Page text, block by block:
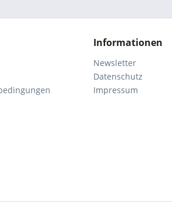
Informationen
Newsletter
Datenschutz
Impressum